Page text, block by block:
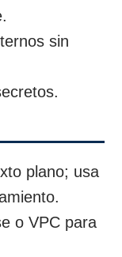
sin
plano; usa
o VPC para